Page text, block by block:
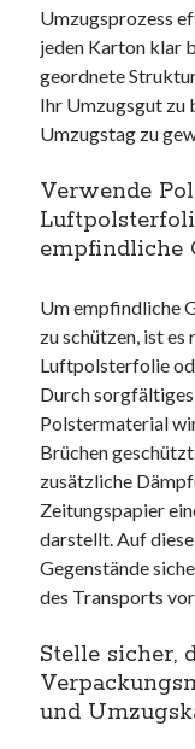
Umzugsprozess
jeden Karton klar
geordnete
Ihr Umzugsgut zu
Umzugstag zu
Verwende
empfindliche
Um empfindliche
zu schützen, ist
Luftpolsterfolie
Durch
Polstermaterial
Brüchen
zusätzliche
Zeitungspapier
darstellt. Auf
Gegenstände
des Transports
Stelle sicher,
und